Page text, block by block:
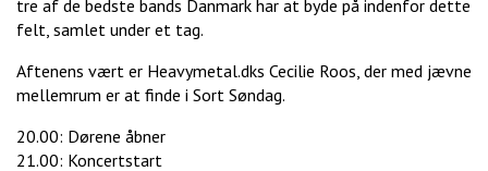
tre af de bedste bands Danmark har at byde på indenfor dette
felt, samlet under et tag.
Aftenens vært er Heavymetal.dks Cecilie Roos, der med jævne
mellemrum er at finde i Sort Søndag.
20.00: Dørene åbner
21.00: Koncertstart